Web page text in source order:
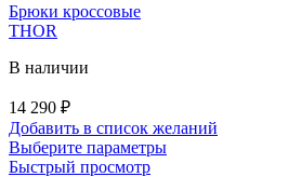
Брюки кроссовые
THOR
В наличии
14 290 ₽
Добавить в список желаний
Выберите параметрыЭтот
Быстрый просмотр